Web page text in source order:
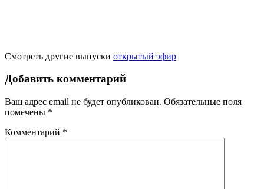
Смотреть другие выпуски открытый эфир
Добавить комментарий
Ваш адрес email не будет опубликован. Обязательные поля
помечены *
Комментарий *